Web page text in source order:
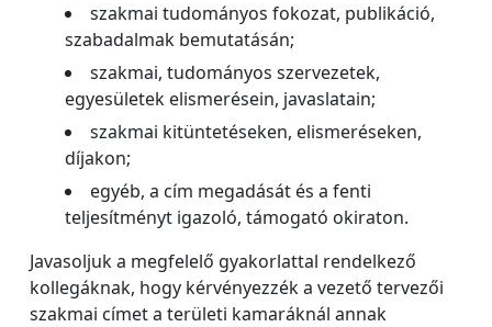
szakmai tudományos fokozat, publikáció,
szabadalmak bemutatásán;
szakmai, tudományos szervezetek,
egyesületek elismerésein, javaslatain;
szakmai kitüntetéseken, elismeréseken,
díjakon;
egyéb, a cím megadását és a fenti
teljesítményt igazoló, támogató okiraton.
Javasoljuk a megfelelő gyakorlattal rendelkező
kollegáknak, hogy kérvényezzék a vezető tervezői
szakmai címet a területi kamaráknál annak